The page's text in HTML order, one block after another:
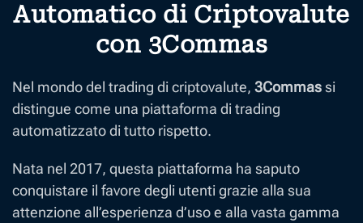
Automatico di Criptovalute
con 3Commas
Nel mondo del trading di criptovalute, 3Commassi
distingue come una piattaforma di trading
automatizzato di tutto rispetto.
Nata nel 2017, questa piattaforma ha saputo
conquistare il favore degli utenti grazie alla sua
attenzione all’esperienza d’uso e alla vasta gamma